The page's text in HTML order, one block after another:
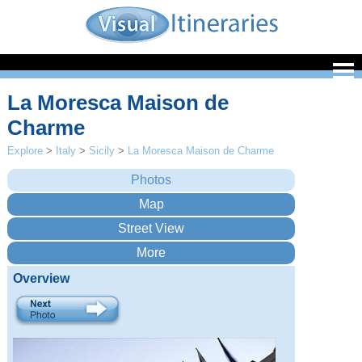
La Moresca Maison de
Charme
Explore > Italy > Sicily > La Moresca Maison de Charme
Overview